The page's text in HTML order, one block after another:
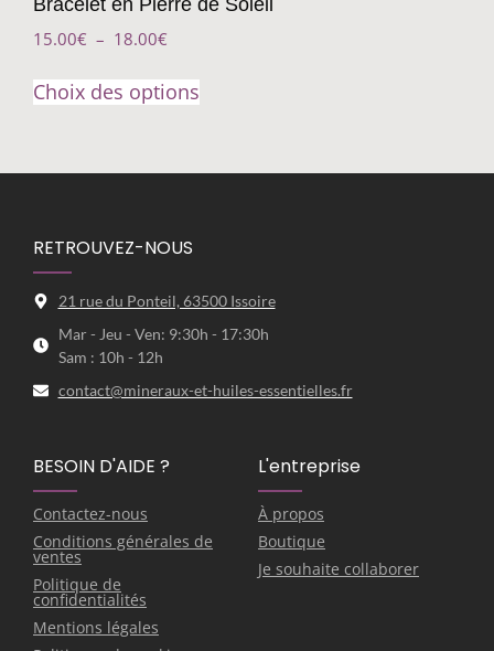
15.00€ – 18.00€
Choix des options
RETROUVEZ-NOUS
21 rue du Ponteil, 63500 Issoire
Mar - Jeu - Ven: 9:30h - 17:30h
Sam : 10h - 12h
contact@mineraux-et-huiles-essentielles.fr
BESOIN D'AIDE ?
Contactez-nous
Conditions générales de
ventes
Politique de
confidentialités
Mentions légales
L'entreprise
À propos
Boutique
Je souhaite collaborer